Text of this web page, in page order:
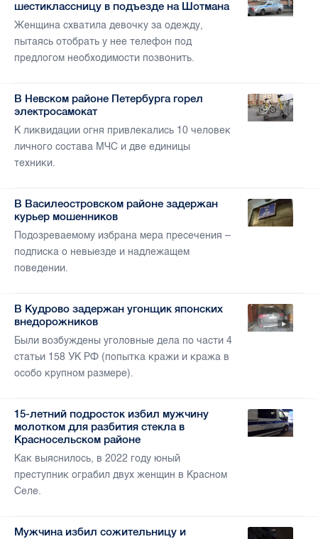
шестиклассницу в подъезде на Шотмана
Женщина схватила девочку за одежду,
пытаясь отобрать у нее телефон под
предлогом необходимости позвонить.
В Невском районе Петербурга горел
электросамокат
К ликвидации огня привлекались 10 человек
личного состава МЧС и две единицы
техники.
В Василеостровском районе задержан
курьер мошенников
Подозреваемому избрана мера пресечения –
подписка о невыезде и надлежащем
поведении.
В Кудрово задержан угонщик японских
внедорожников
Были возбуждены уголовные дела по части 4
статьи 158 УК РФ (попытка кражи и кража в
особо крупном размере).
15-летний подросток избил мужчину
молотком для разбития стекла в
Красносельском районе
Как выяснилось, в 2022 году юный
преступник ограбил двух женщин в Красном
Селе.
Мужчина избил сожительницу и